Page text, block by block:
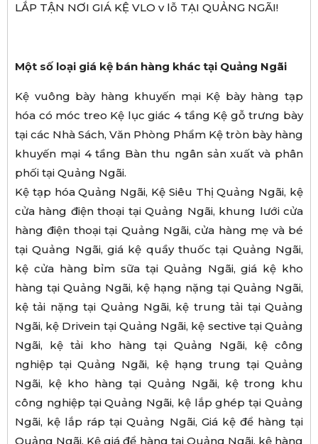
LẮP TẬN NƠI GIÁ KỆ VLO v lỗ TẠI QUẢNG NGÃI!
Một số loại giá kệ bán hàng khác tại Quảng Ngãi
Kệ vuông bày hàng khuyến mại Kệ bày hàng tạp
hóa có móc treo Kệ lục giác 4 tầng Kệ gỗ trưng bày
tại các Nhà Sách, Văn Phòng Phẩm Kệ tròn bày hàng
khuyến mại 4 tầng Bàn thu ngân sản xuất và phân
phối tại Quảng Ngãi.
Kệ tạp hóa Quảng Ngãi, Kệ Siêu Thị Quảng Ngãi, kệ
cửa hàng điện thoại tại Quảng Ngãi, khung lưới cửa
hàng điện thoại tại Quảng Ngãi, cửa hàng mẹ và bé
tại Quảng Ngãi, giá kệ quầy thuốc tại Quảng Ngãi,
kệ cửa hàng bỉm sữa tại Quảng Ngãi, giá kệ kho
hàng tại Quảng Ngãi, kệ hạng nặng tại Quảng Ngãi,
kệ tải nặng tại Quảng Ngãi, kệ trung tải tại Quảng
Ngãi, kệ Drivein tại Quảng Ngãi, kệ sective tại Quảng
Ngãi, kệ tải kho hàng tại Quảng Ngãi, kệ công
nghiệp tại Quảng Ngãi, kệ hạng trung tại Quảng
Ngãi, kệ kho hàng tại Quảng Ngãi, kệ trong khu
công nghiệp tại Quảng Ngãi, kệ lắp ghép tại Quảng
Ngãi, kệ lắp ráp tại Quảng Ngãi, Giá kệ để hàng tại
Quảng Ngãi, Kệ giá để hàng tại Quảng Ngãi, kệ hàng